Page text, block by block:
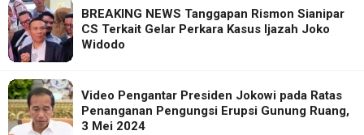
BREAKING NEWS Tanggapan Rismon Sianipar
CS Terkait Gelar Perkara Kasus Ijazah Joko
Widodo
Video Pengantar Presiden Jokowi pada Ratas
Penanganan Pengungsi Erupsi Gunung Ruang,
3 Mei 2024